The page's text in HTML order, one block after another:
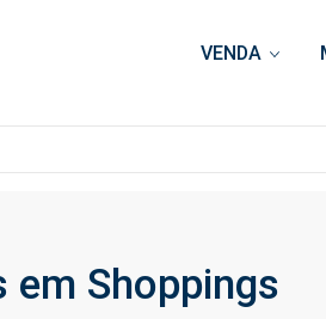
VENDA
Shoppings